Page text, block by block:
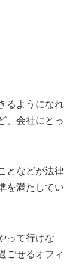
るようになれ
、会社にとっ
となどが法律
を満たしてい
って行けな
ごせるオフィ